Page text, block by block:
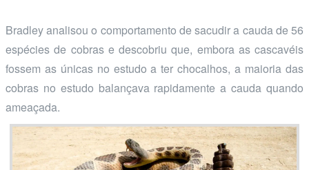
Bradley analisou o comportamento de sacudir a cauda de 56
espécies de cobras e descobriu que, embora as cascavéis
fossem as únicas no estudo a ter chocalhos, a maioria das
cobras no estudo balançava rapidamente a cauda quando
ameaçada.